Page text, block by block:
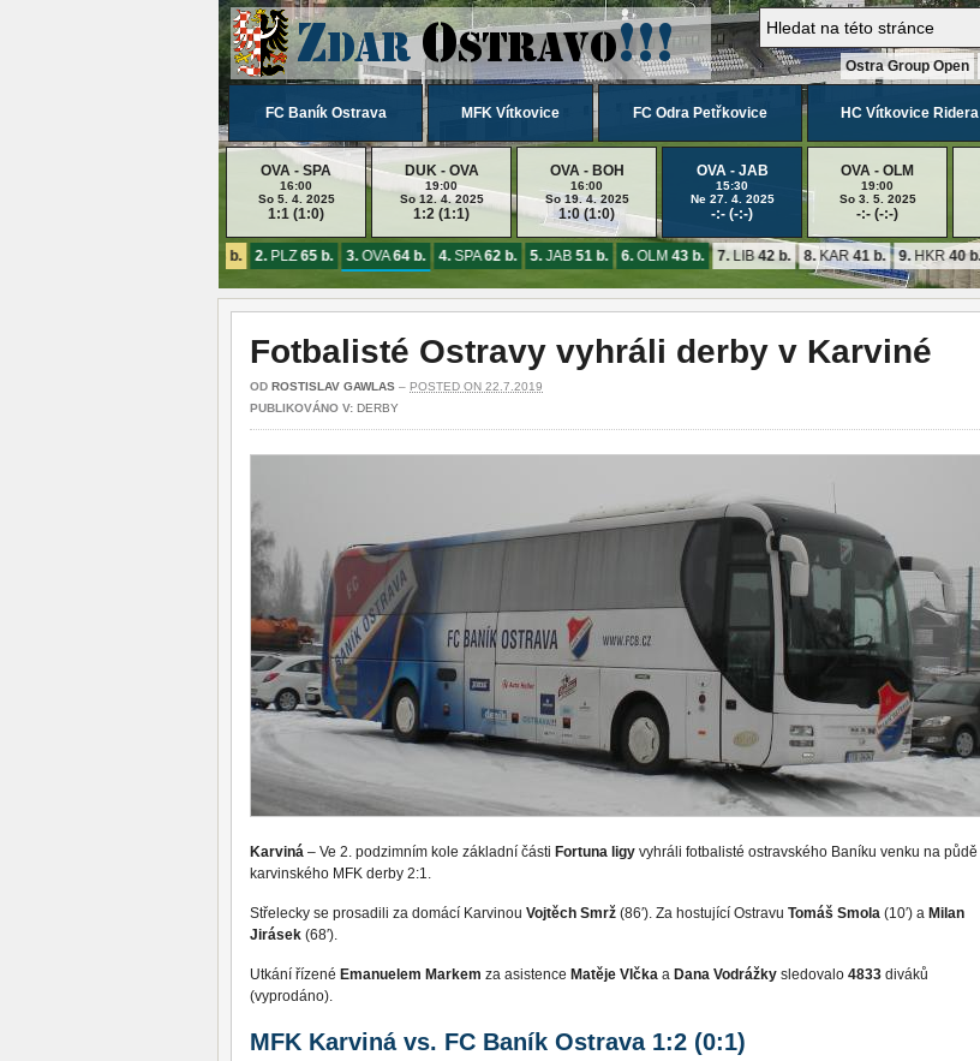
Ostra Group Open
FC Baník Ostrava MFK Vítkovice FC Odra Petřkovice HC Vítkovice Ridera
OVA - SPA
16:00
So 5. 4. 2025
1:1 (1:0)
DUK - OVA
19:00
So 12. 4. 2025
1:2 (1:1)
OVA - BOH
16:00
So 19. 4. 2025
1:0 (1:0)
OVA - JAB
15:30
Ne 27. 4. 2025
-:- (-:-)
OVA - OLM
19:00
So 3. 5. 2025
-:- (-:-)
78 b. 2.PLZ65 b. 3.OVA64 b. 4.SPA62 b. 5.JAB51 b. 6.OLM43 b. 7.LIB42 b. 8.KAR41 b. 9.HKR40 b.
Fotbalisté Ostravy vyhráli derby v Karviné
OD ROSTISLAV GAWLAS – POSTED ON 22.7.2019
PUBLIKOVÁNO V: DERBY
Karviná – Ve 2. podzimním kole základní části Fortuna ligy vyhráli fotbalisté ostravského Baníku venku na půdě
karvinského MFK derby 2:1.
Střelecky se prosadili za domácí Karvinou Vojtěch Smrž (86′). Za hostující Ostravu Tomáš Smola (10′) a Milan
Jirásek (68′).
Utkání řízené Emanuelem Markem za asistence Matěje Vlčka a Dana Vodrážky sledovalo 4833 diváků
(vyprodáno).
MFK Karviná vs. FC Baník Ostrava 1:2 (0:1)